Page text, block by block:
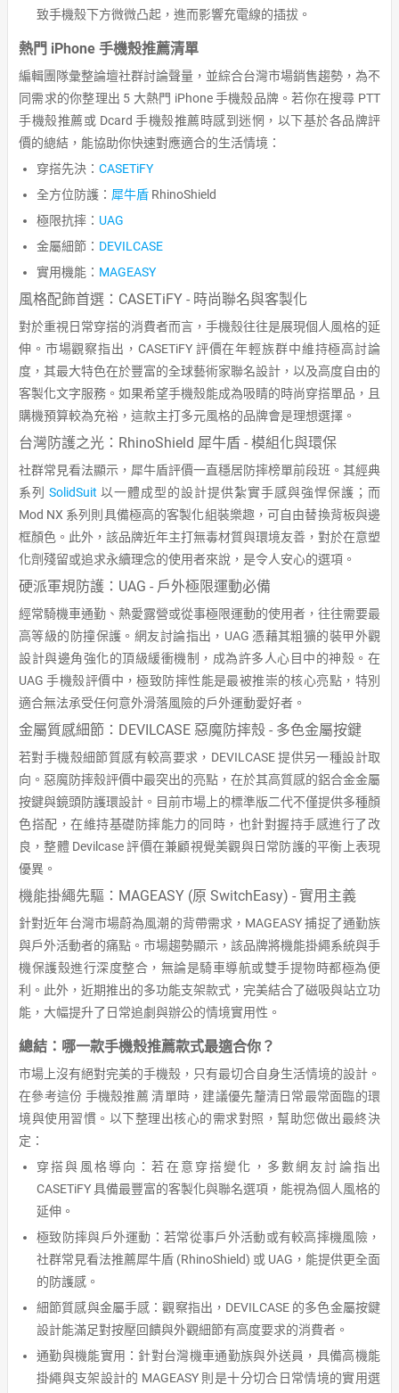
致手機殼下方微微凸起，進而影響充電線的插拔。
熱門 iPhone 手機殼推薦清單
編輯團隊彙整論壇社群討論聲量，並綜合台灣市場銷售趨勢，為不
同需求的你整理出 5 大熱門 iPhone 手機殼品牌。若你在搜尋 PTT
手機殼推薦或 Dcard 手機殼推薦時感到迷惘，以下基於各品牌評
價的總結，能協助你快速對應適合的生活情境：
穿搭先決： CASETiFY
全方位防護： 犀牛盾 RhinoShield
極限抗摔： UAG
金屬細節： DEVILCASE
實用機能： MAGEASY
風格配飾首選：CASETiFY - 時尚聯名與客製化
對於重視日常穿搭的消費者而言，手機殼往往是展現個人風格的延
伸。市場觀察指出，CASETiFY 評價在年輕族群中維持極高討論
度，其最大特色在於豐富的全球藝術家聯名設計，以及高度自由的
客製化文字服務。如果希望手機殼能成為吸睛的時尚穿搭單品，且
購機預算較為充裕，這款主打多元風格的品牌會是理想選擇。
台灣防護之光：RhinoShield 犀牛盾 - 模組化與環保
社群常見看法顯示，犀牛盾評價一直穩居防摔榜單前段班。其經典
系列 SolidSuit 以一體成型的設計提供紮實手感與強悍保護；而
Mod NX 系列則具備極高的客製化組裝樂趣，可自由替換背板與邊
框顏色。此外，該品牌近年主打無毒材質與環境友善，對於在意塑
化劑殘留或追求永續理念的使用者來說，是令人安心的選項。
硬派軍規防護：UAG - 戶外極限運動必備
經常騎機車通勤、熱愛露營或從事極限運動的使用者，往往需要最
高等級的防撞保護。網友討論指出，UAG 憑藉其粗獷的裝甲外觀
設計與邊角強化的頂級緩衝機制，成為許多人心目中的神殼。在
UAG 手機殼評價中，極致防摔性能是最被推崇的核心亮點，特別
適合無法承受任何意外滑落風險的戶外運動愛好者。
金屬質感細節：DEVILCASE 惡魔防摔殼 - 多色金屬按鍵
若對手機殼細節質感有較高要求，DEVILCASE 提供另一種設計取
向。惡魔防摔殼評價中最突出的亮點，在於其高質感的鋁合金金屬
按鍵與鏡頭防護環設計。目前市場上的標準版二代不僅提供多種顏
色搭配，在維持基礎防摔能力的同時，也針對握持手感進行了改
良，整體 Devilcase 評價在兼顧視覺美觀與日常防護的平衡上表現
優異。
機能掛繩先驅：MAGEASY (原 SwitchEasy) - 實用主義
針對近年台灣市場蔚為風潮的背帶需求，MAGEASY 捕捉了通勤族
與戶外活動者的痛點。市場趨勢顯示，該品牌將機能掛繩系統與手
機保護殼進行深度整合，無論是騎車導航或雙手提物時都極為便
利。此外，近期推出的多功能支架款式，完美結合了磁吸與站立功
能，大幅提升了日常追劇與辦公的情境實用性。
總結：哪一款手機殼推薦款式最適合你？
市場上沒有絕對完美的手機殼，只有最切合自身生活情境的設計。
在參考這份 手機殼推薦 清單時，建議優先釐清日常最常面臨的環
境與使用習慣。以下整理出核心的需求對照，幫助您做出最終決
定：
穿搭與風格導向：若在意穿搭變化，多數網友討論指出
CASETiFY 具備最豐富的客製化與聯名選項，能視為個人風格的
延伸。
極致防摔與戶外運動：若常從事戶外活動或有較高摔機風險，
社群常見看法推薦犀牛盾 (RhinoShield) 或 UAG，能提供更全面
的防護感。
細節質感與金屬手感：觀察指出，DEVILCASE 的多色金屬按鍵
設計能滿足對按壓回饋與外觀細節有高度要求的消費者。
通勤與機能實用：針對台灣機車通勤族與外送員，具備高機能
掛繩與支架設計的 MAGEASY 則是十分切合日常情境的實用選